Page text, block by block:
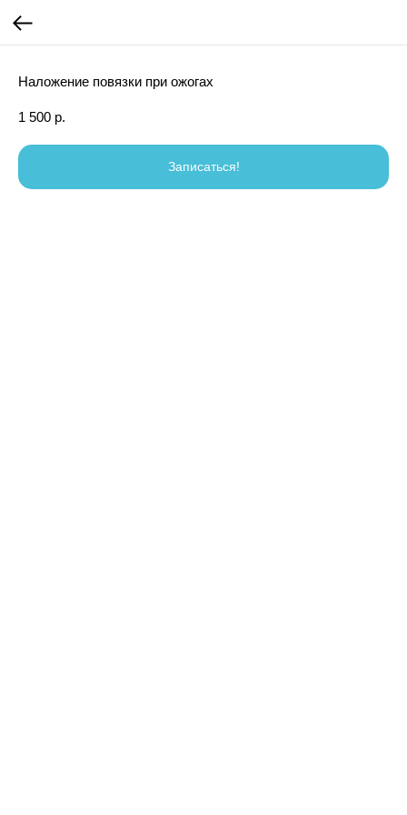
Наложение повязки при ожогах
1 500 р.
Записаться!